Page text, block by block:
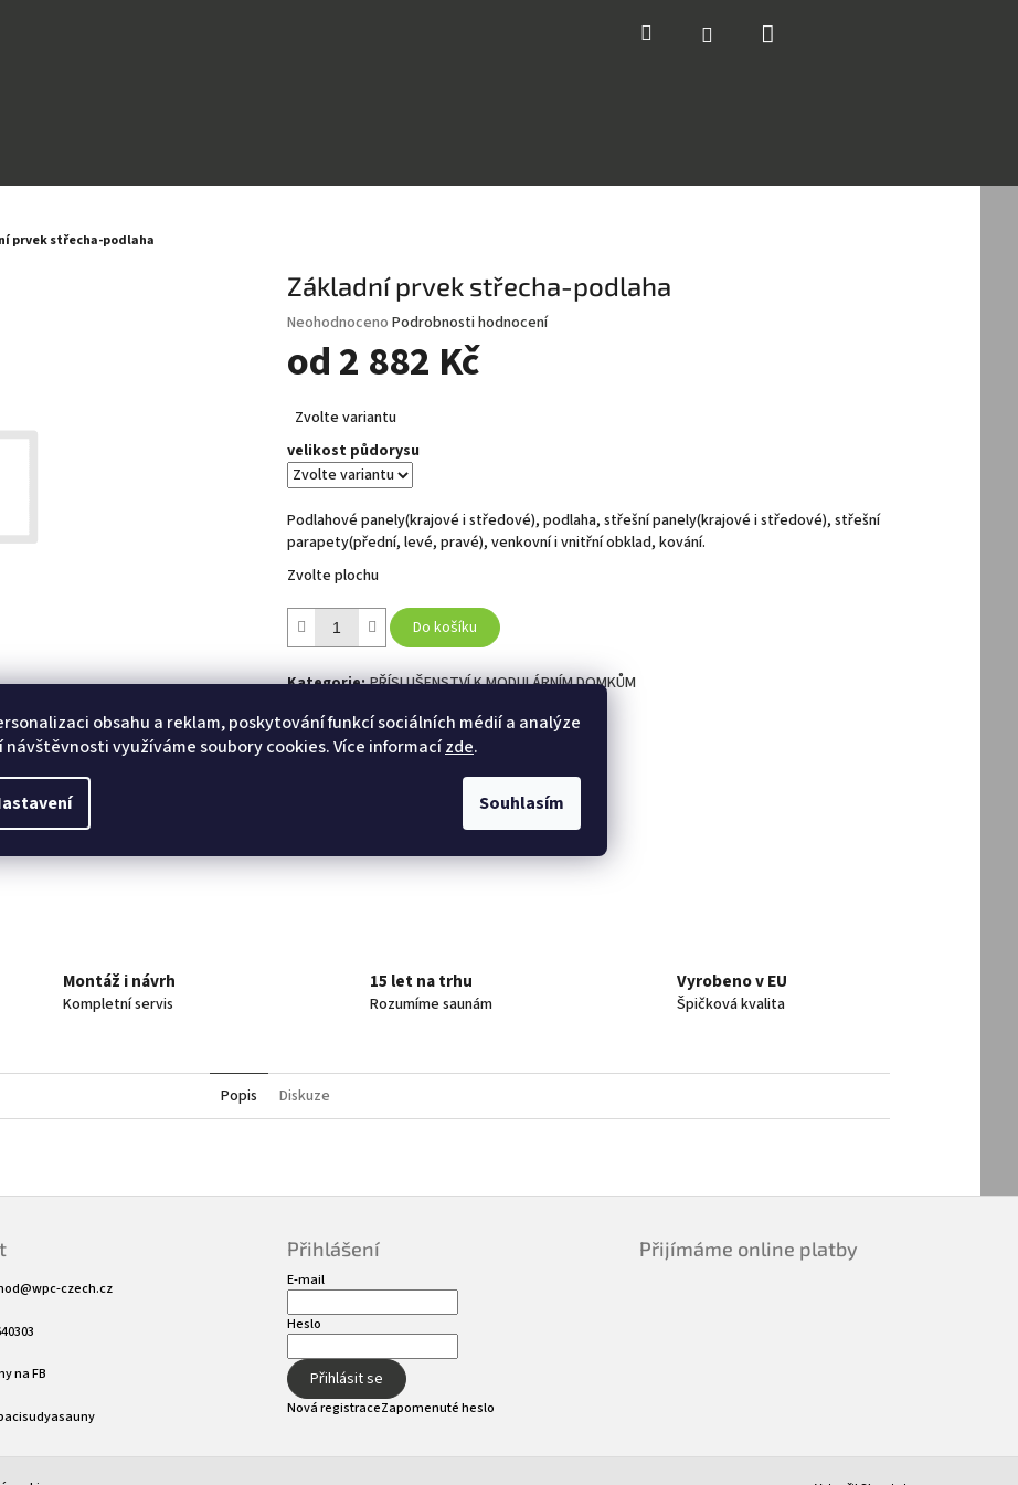
obsahu a reklam, poskytování funkcí sociálních médií a analýze
návštěvnosti využíváme soubory cookies. Více informacízde.
Souhlasím
Hledat Přihlášení
prvek střecha-podlaha
Základní prvek střecha-podlaha
Průměrné
hodnocení
produktu
0,0
5
hvězdiček.
Neohodnoceno Podrobnosti hodnocení
od2 882 Kč
cena:
Zvolte variantu
velikost půdorysu
Podlahové panely(krajové i středové), podlaha, střešní panely(krajové i středové), střešní
parapety(přední, levé, pravé), venkovní i vnitřní obklad, kování.
Zvolte plochu
Do košíku
Kategorie: PŘÍSLUŠENSTVÍ K MODULÁRNÍM DOMKŮM
ZEPTAT SE
TwitterFacebook
Montáž i návrh
Kompletní servis
15 let na trhu
Rozumíme saunám
Vyrobeno v EU
Špičková kvalita
Popis Diskuze
@wpc-czech.cz
na FB
Přihlášení
E-mail
Heslo
Přihlásit se
Nová registraceZapomenuté heslo
Přijímáme online platby